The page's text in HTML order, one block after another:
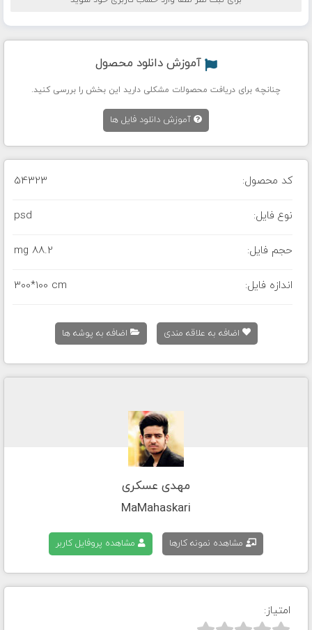
آموزش دانلود محصول
چنانچه برای دریافت محصولات مشکلی دارید این بخش را بررسی کنید.
آموزش دانلود فایل ها
کد محصول: 54323
نوع فایل: psd
حجم فایل: 88.2 mg
اندازه فایل: 300*100 cm
اضافه به علاقه مندی اضافه به پوشه ها
مهدی عسکری
MaMahaskari
مشاهده نمونه کارها مشاهده پروفایل کاربر
امتیاز: